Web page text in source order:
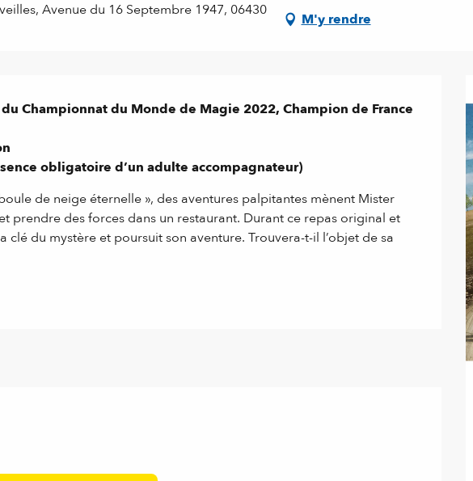
Avenue du 16 Septembre 1947, 06430
M'y rendre
Championnat du Monde de Magie 2022, Champion de France
obligatoire d’un adulte accompagnateur)
de neige éternelle », des aventures palpitantes mènent Mister
prendre des forces dans un restaurant. Durant ce repas original et
clé du mystère et poursuit son aventure. Trouvera-t-il l’objet de sa